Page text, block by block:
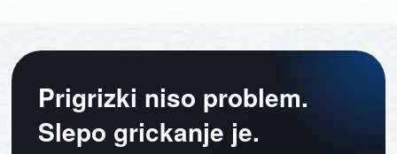
Prigrizki niso problem.
Slepo grickanje je.